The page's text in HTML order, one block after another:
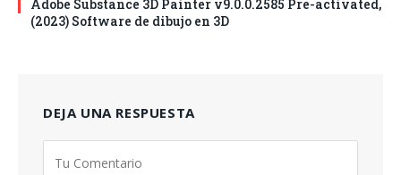
Adobe Substance 3D Painter v9.0.0.2585 Pre-activated,
(2023) Software de dibujo en 3D
DEJA UNA RESPUESTA